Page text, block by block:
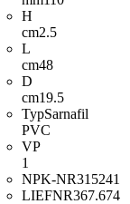
H
cm2.5
L
cm48
D
cm19.5
TypSarnafil
PVC
VP
1
NPK-NR315241
LIEFNR367.674